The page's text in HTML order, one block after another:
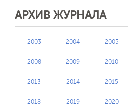
АРХИВ ЖУРНАЛА
2003 2004 2005
2008 2009 2010
2013 2014 2015
2018 2019 2020